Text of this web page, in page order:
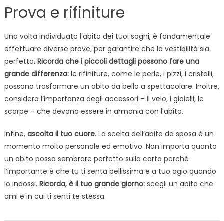
Prova e rifiniture
Una volta individuato l’abito dei tuoi sogni, è fondamentale
effettuare diverse prove, per garantire che la vestibilità sia
perfetta. Ricorda che i piccoli dettagli possono fare una
grande differenza: le rifiniture, come le perle, i pizzi, i cristalli,
possono trasformare un abito da bello a spettacolare. Inoltre,
considera l’importanza degli accessori – il velo, i gioielli, le
scarpe – che devono essere in armonia con l’abito.
Infine, ascolta il tuo cuore. La scelta dell’abito da sposa è un
momento molto personale ed emotivo. Non importa quanto
un abito possa sembrare perfetto sulla carta perché
l’importante è che tu ti senta bellissima e a tuo agio quando
lo indossi. Ricorda, è il tuo grande giorno:scegli un abito che
ami e in cui ti senti te stessa.